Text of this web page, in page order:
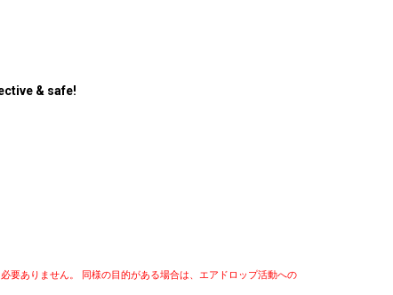
& safe!
要ありません。 同様の目的がある場合は、エアドロップ活動への